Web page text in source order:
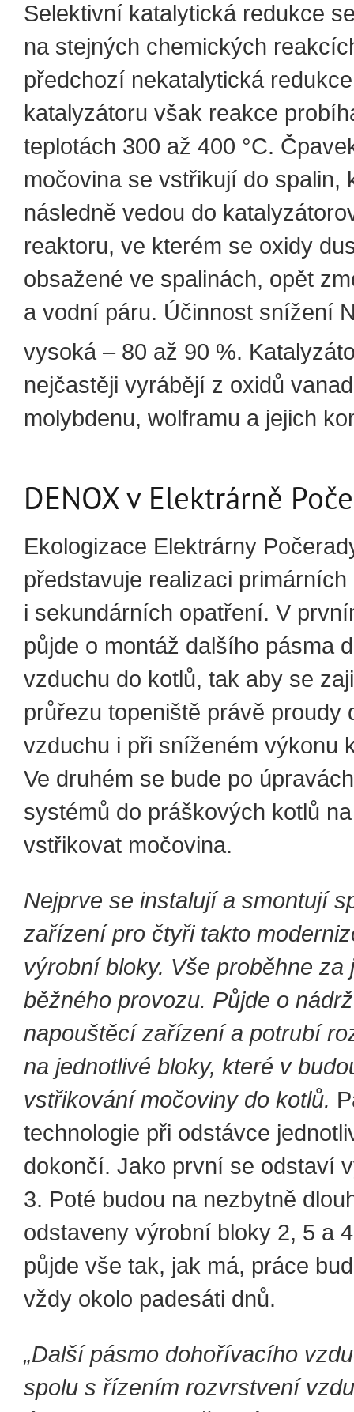
Selektivní katalytická redukce
na stejných chemických
předchozí nekatalytická
katalyzátoru však reakce
teplotách 300 až 400 °C.
močovina se vstřikují do spalin,
následně vedou do
reaktoru, ve kterém se oxidy
obsažené ve spalinách, opět
a vodní páru. Účinnost snížení
vysoká – 80 až 90 %.
nejčastěji vyrábějí z oxidů
molybdenu, wolframu a jejich
DENOX v Elektrárně
Ekologizace Elektrárny
představuje realizaci primárních
i sekundárních opatření. V
půjde o montáž dalšího pásma
vzduchu do kotlů, tak aby se
průřezu topeniště právě proudy
vzduchu i při sníženém výkonu
Ve druhém se bude po
systémů do práškových kotlů
vstřikovat močovina.
Nejprve se instalují a smontují
zařízení pro čtyři takto
výrobní bloky. Vše proběhne za
běžného provozu. Půjde o
napouštěcí zařízení a potrubí
na jednotlivé bloky, které v
vstřikování močoviny do kotlů.
technologie při odstávce
dokončí. Jako první se odstaví
3. Poté budou na nezbytně
odstaveny výrobní bloky 2, 5 a
půjde vše tak, jak má, práce
vždy okolo padesáti dnů.
„Další pásmo dohořívacího
spolu s řízením rozvrstvení